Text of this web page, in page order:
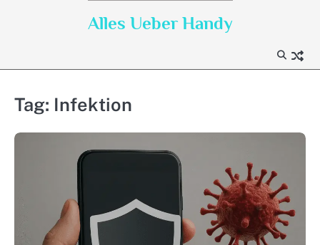
Alles Ueber Handy
Tag: Infektion